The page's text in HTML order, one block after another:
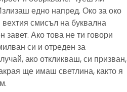
едно напред. Око за око
смисъл на буквална
завет. Ако това не ти говори
си и отреден за
ако откликваш, си призван,
ще имаш светлина, както я